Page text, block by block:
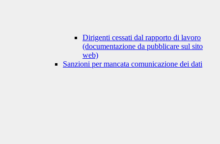
Dirigenti cessati dal rapporto di lavoro
(documentazione da pubblicare sul sito
web)
Sanzioni per mancata comunicazione dei dati